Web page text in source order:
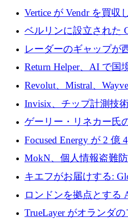
Vertice が Vendr を買収
インテリジェンス プラ
ベルリンに設立された
に買収される
レーダーのギャップが
そしてベルリンのチッ
れを埋める
Return Helper、AI で国
の返品を利益に変える
ルを調達
Revolut、Mistral、
Europe」キャンペーン
Invisix、チップ計測技
2,000 万ユーロのシー
ゲーリー・リネカー氏
事業を開始
Focused Energy が 2 億
TrueLayer が In3 を買収
を奪還
MokN、個人情報盗難
の成長のためにシリー
調達
キエフがお届けする:
イナで最も急速に成長
ように拡大したか
ロンドンを拠点とする
5,000 万ドルの資金調
TrueLayer がオランダ